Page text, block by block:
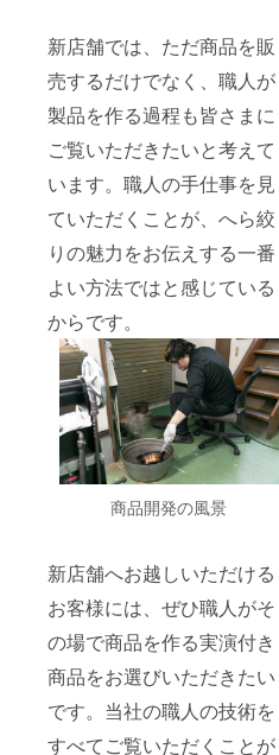
新店舗では、ただ商品を販
売するだけでなく、職人が
製品を作る過程も皆さまに
ご覧いただきたいと考えて
います。職人の手仕事を見
ていただくことが、へら絞
りの魅力をお伝えする一番
よい方法ではと感じている
からです。
商品開発の風景
新店舗へお越しいただける
お客様には、ぜひ職人がそ
の場で商品を作る実演付き
商品をお選びいただきたい
です。当社の職人の技術を
すべてご覧いただくことが